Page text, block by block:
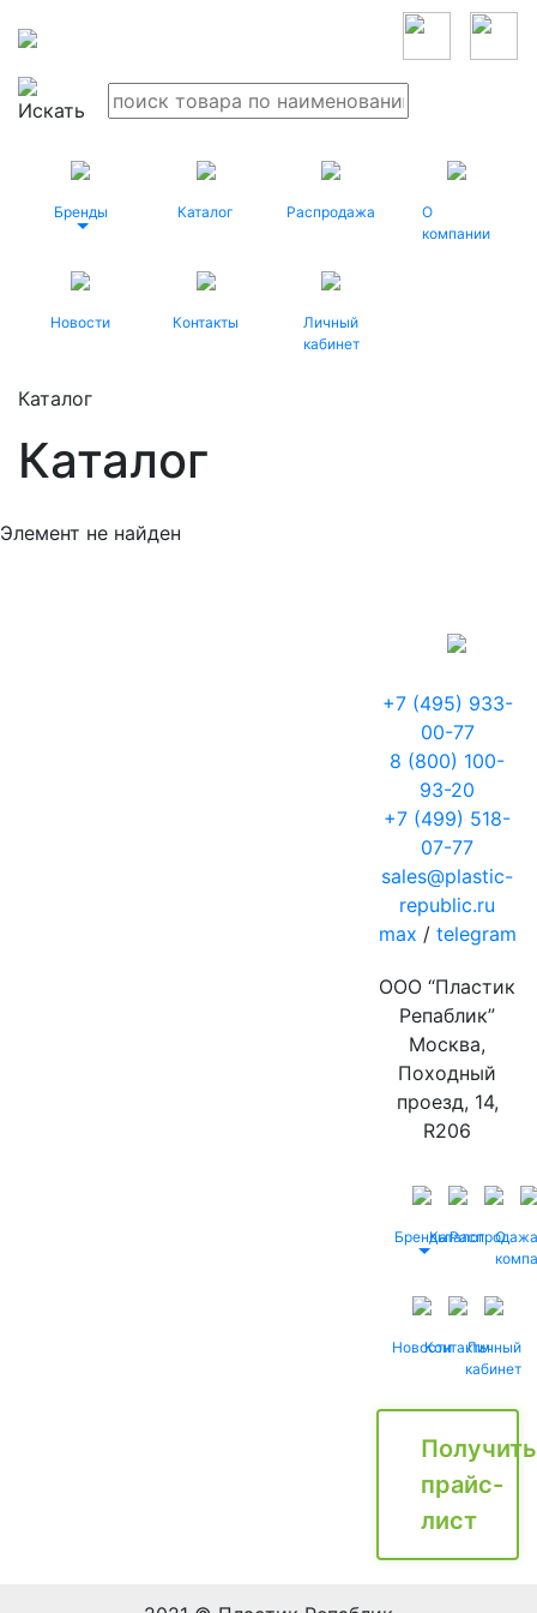
Бренды Каталог Распродажа
О
компании
Новости Контакты
Личный
кабинет
Каталог
Каталог
Элемент не найден
+7 (495) 933-
00-77
8 (800) 100-
93-20
+7 (499) 518-
07-77
sales@plastic-
republic.ru
max / telegram
ООО “Пластик
Репаблик”
Москва,
Походный
проезд, 14,
R206
БрендыКаталог
Распродажа
О
НовостиКонтактыЛичный
кабинет
Получить
прайс-
лист